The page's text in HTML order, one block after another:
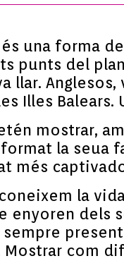
és una forma
punts del
llar.
Illes Balears.
mostrar,
la seua
més
la
enyoren dels
Mostrar com